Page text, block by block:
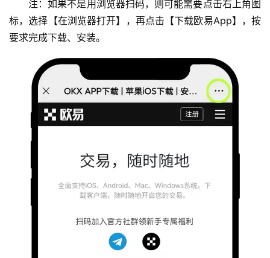
注：如果不是用浏览器扫码，则可能需要点击右上角图
标，选择【在浏览器打开】，再点击【下载欧易App】，按
要求完成下载、安装。